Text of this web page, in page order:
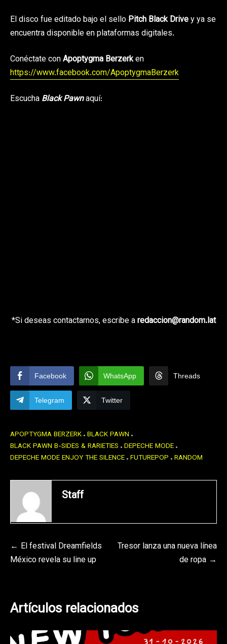
El disco fue editado bajo el sello Pitch Black Drivey ya se
encuentra disponible en plataformas digitales.
Conéctate conApoptygma Berzerken
https://www.facebook.com/ApoptygmaBerzerk
Escucha Black Pawnaquí:
*Si deseas contactarnos, escribe aredaccion@random.lat
Facebook WhatsApp Threads
Telegram Twitter
APOPTYGMA BERZERK BLACK PAWN
BLACK PAWN B-SIDES & RARIETIES DEPECHE MODE
DEPECHE MODE ENJOY THE SILENCE FUTUREPOP RANDOM
Staff
Navegación
de
El festival Dreamfields
México revela su line up
Tresor lanza una nueva línea
de ropa
Artículos relacionados